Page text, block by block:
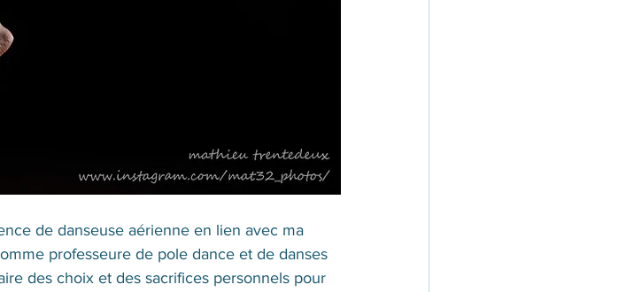
de danseuse aérienne en lien avec ma
professeure de pole dance et de danses
des choix et des sacrifices personnels pour